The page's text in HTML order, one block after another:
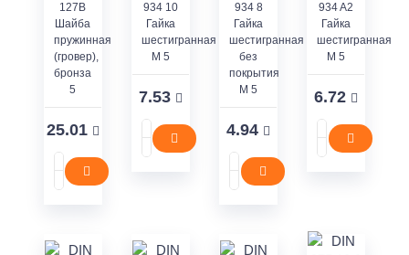
127В
Шайба
пружинная
(гровер),
бронза
5
25.01
934 10
Гайка
шестигранная
M 5
7.53
934 8
Гайка
шестигранная
без
покрытия
M 5
4.94
934 A2
Гайка
шестигранная
M 5
6.72